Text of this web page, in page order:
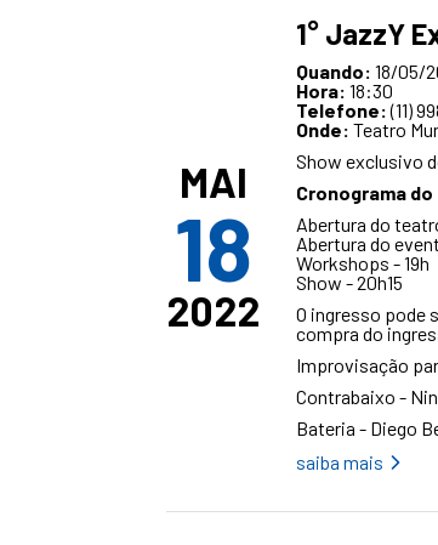
MAI
18
2022
1° JazzY
Quando: 18/05/
Hora: 18:30
Telefone:(11)
Onde: Teatro
Show exclusivo
Cronograma
Abertura do
Abertura do
Workshops - 19h
Show - 20h15
O ingresso pode
compra do
Improvisação
Contrabaixo -
Bateria - Diego
saiba mais